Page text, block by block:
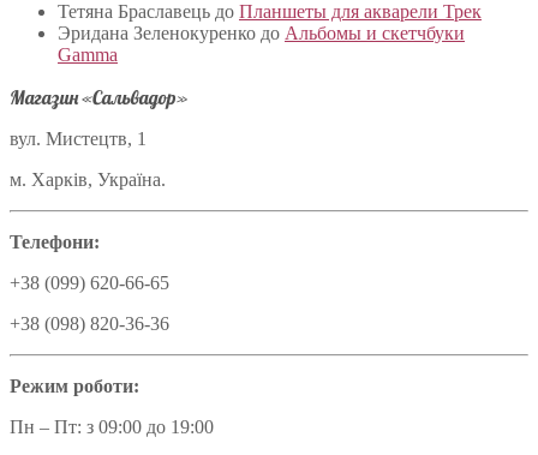
Тетяна Браславець до Планшеты для акварели Трек
Эридана Зеленокуренко до Альбомы и скетчбуки
Gamma
Магазин «Сальвадор»
вул. Мистецтв, 1
м. Харків, Україна.
Телефони:
+38 (099) 620-66-65
+38 (098) 820-36-36
Режим роботи:
Пн – Пт: з 09:00 до 19:00